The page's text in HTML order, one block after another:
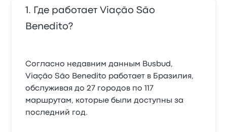
Где работает Viação São
Benedito?
Согласно недавним данным Busbud,
Viação São Benedito работает в Бразилия,
обслуживая до 27 городов по 117
маршрутам, которые были доступны за
последний год.